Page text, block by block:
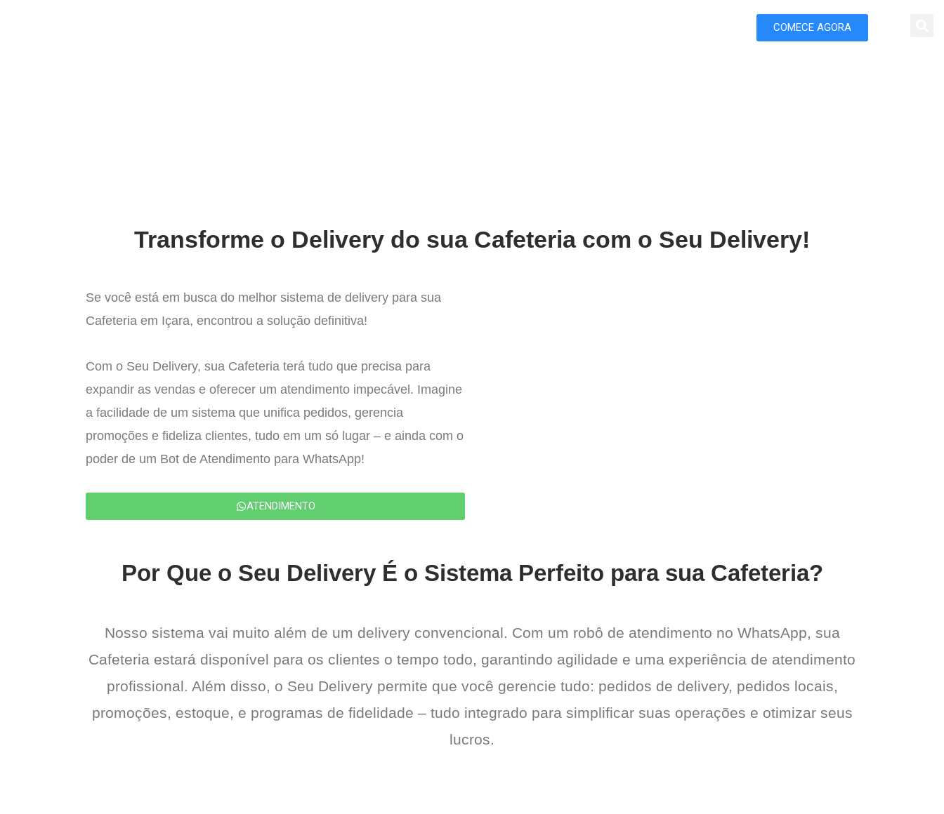
COMECE AGORA
Transforme o Delivery do sua Cafeteria com o Seu Delivery!
Se você está em busca do melhor sistema de delivery para sua
Cafeteria em Içara, encontrou a solução definitiva!
Com o Seu Delivery, sua Cafeteria terá tudo que precisa para
expandir as vendas e oferecer um atendimento impecável. Imagine
a facilidade de um sistema que unifica pedidos, gerencia
promoções e fideliza clientes, tudo em um só lugar – e ainda com o
poder de um Bot de Atendimento para WhatsApp!
ATENDIMENTO
Por Que o Seu Delivery É o Sistema Perfeito para sua Cafeteria?
Nosso sistema vai muito além de um delivery convencional. Com um robô de atendimento no WhatsApp, sua
Cafeteria estará disponível para os clientes o tempo todo, garantindo agilidade e uma experiência de atendimento
profissional. Além disso, o Seu Delivery permite que você gerencie tudo: pedidos de delivery, pedidos locais,
promoções, estoque, e programas de fidelidade – tudo integrado para simplificar suas operações e otimizar seus
lucros.